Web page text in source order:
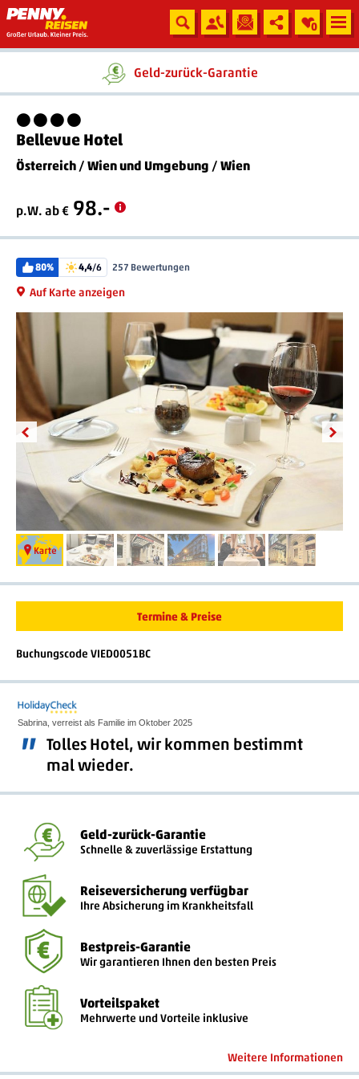
0
Geld-zurück-Garantie
Bellevue Hotel
Österreich / Wien und Umgebung / Wien
p.W. ab € 98.-
80% 4,4/6 257 Bewertungen
Auf Karte anzeigen
Termine & Preise
Buchungscode VIED0051BC
Sabrina, verreist als Familie im Oktober 2025
” Tolles Hotel, wir kommen bestimmt
mal wieder.
Geld-zurück-Garantie
Schnelle & zuverlässige Erstattung
Reiseversicherung verfügbar
Ihre Absicherung im Krankheitsfall
Bestpreis-Garantie
Wir garantieren Ihnen den besten Preis
Vorteilspaket
Mehrwerte und Vorteile inklusive
Weitere Informationen